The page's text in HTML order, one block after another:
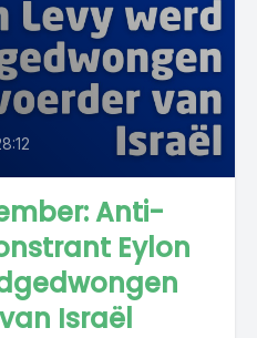
Anti-
Eylon
Israël